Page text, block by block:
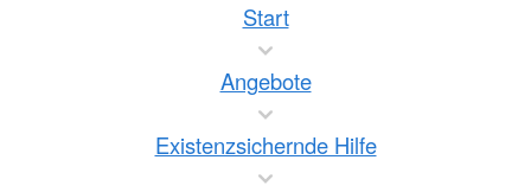
Start
Angebote
Existenzsichernde Hilfe